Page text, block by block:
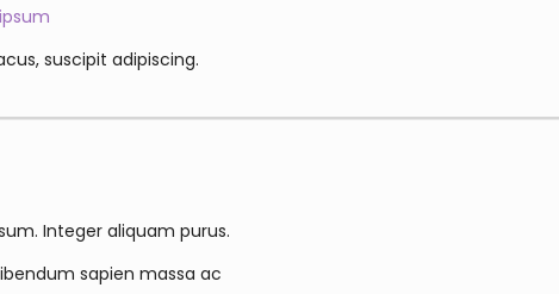
suscipit adipiscing.
Integer aliquam purus.
sapien massa ac